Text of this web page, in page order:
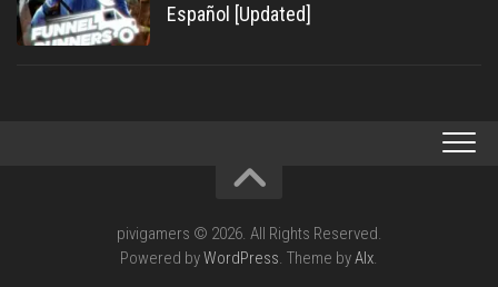
Español [Updated]
pivigamers © 2026. All Rights Reserved.
Powered byWordPress. Theme byAlx.